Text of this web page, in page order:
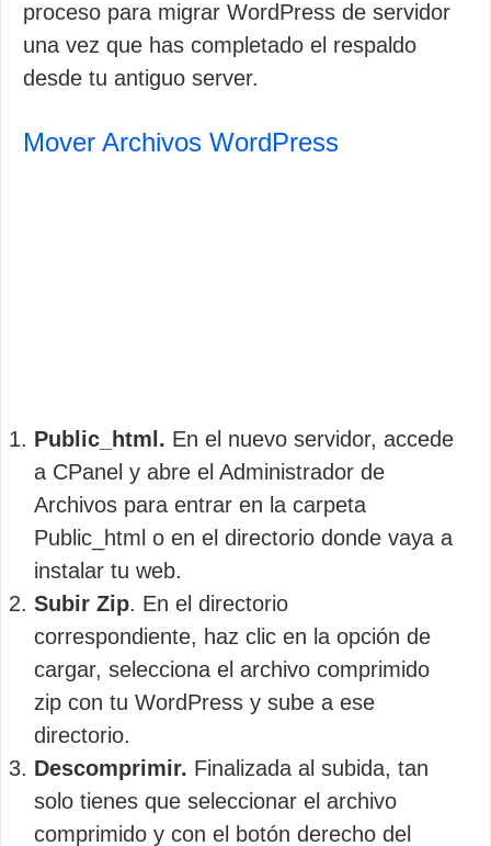
proceso para migrar WordPress de servidor
una vez que has completado el respaldo
desde tu antiguo server.
Mover Archivos WordPress
Public_html. En el nuevo servidor, accede
a CPanel y abre el Administrador de
Archivos para entrar en la carpeta
Public_html o en el directorio donde vaya a
instalar tu web.
Subir Zip. En el directorio
correspondiente, haz clic en la opción de
cargar, selecciona el archivo comprimido
zip con tu WordPress y sube a ese
directorio.
Descomprimir. Finalizada al subida, tan
solo tienes que seleccionar el archivo
comprimido y con el botón derecho del